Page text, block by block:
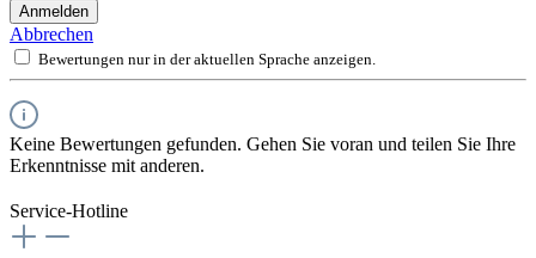
Anmelden
Abbrechen
Bewertungen nur in der aktuellen Sprache anzeigen.
Keine Bewertungen gefunden. Gehen Sie voran und teilen Sie Ihre
Erkenntnisse mit anderen.
Service-Hotline